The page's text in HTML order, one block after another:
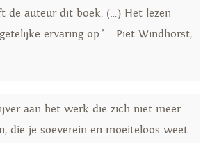
de auteur dit boek. (…) Het lezen
ervaring op.’ – Piet Windhorst,
aan het werk die zich niet meer
die je soeverein en moeiteloos weet